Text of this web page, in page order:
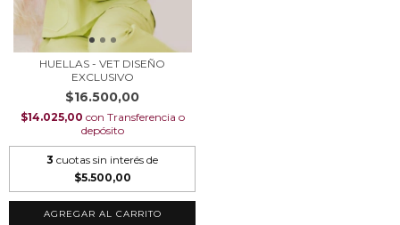
HUELLAS - VET DISEÑO
EXCLUSIVO
$16.500,00
$14.025,00 con Transferencia o
depósito
3 cuotas sin interés de
$5.500,00
AGREGAR AL CARRITO